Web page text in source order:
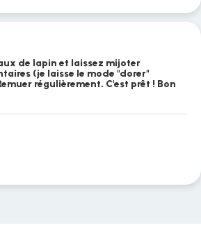
de lapin et laissez mijoter
(je laisse le mode "dorer"
régulièrement. C'est prêt ! Bon